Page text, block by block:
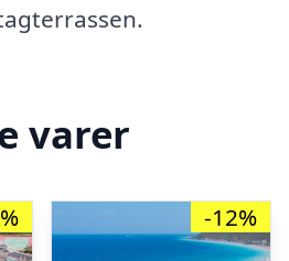
varer
-12%